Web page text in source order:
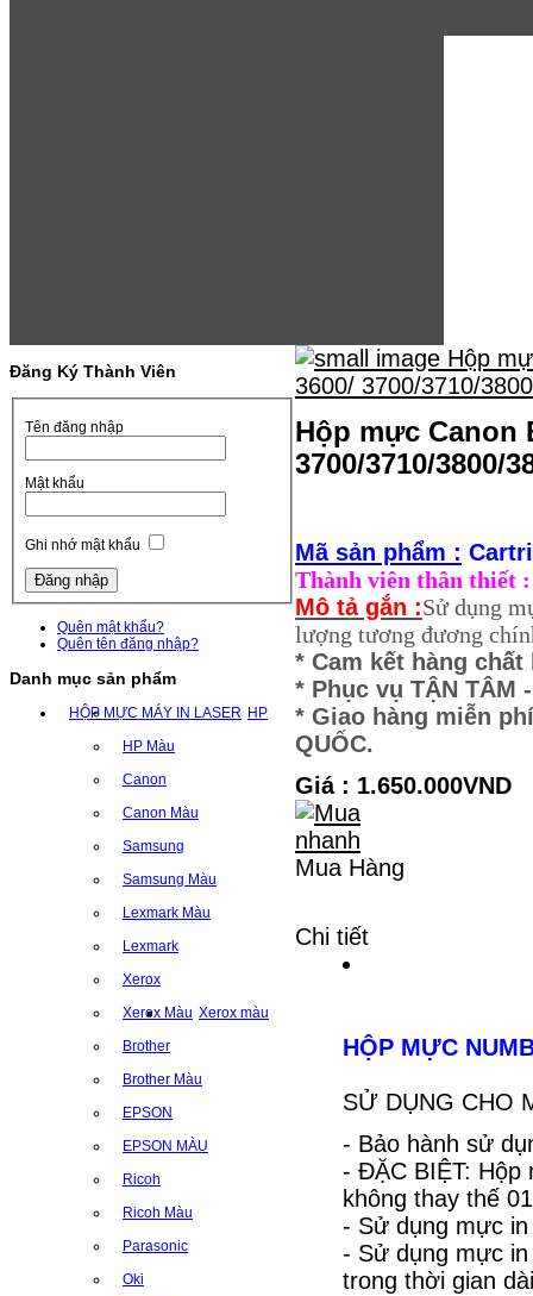
Đăng Ký Thành Viên
Tên đăng nhập
Mật khẩu
Ghi nhớ mật khẩu
Quên mật khẩu?
Quên tên đăng nhập?
Danh mục sản phẩm
HỘP MỰC MÁY IN LASER HP
HP Màu
Canon
Canon Màu
Samsung
Samsung Màu
Lexmark Màu
Lexmark
Xerox
Xerox Màu Xerox màu
Brother
Brother Màu
EPSON
EPSON MÀU
Ricoh
Ricoh Màu
Parasonic
Oki
Hộp mực Canon
3700/3710/3800/
Mã sản phẩm :
Thành viên thân thiết
Mô tả gắn :Sử dụng
lượng tương đương
* Cam kết hàng
* Phục vụ TẬN TÂM
* Giao hàng miễn
QUỐC.
Giá : 1.650.000VND
Mua Hàng
Chi tiết
HỘP MỰC
SỬ DỤNG CHO
- Bảo hành sử
- ĐẶC BIỆT: Hộp
không thay thế
- Sử dụng mực
- Sử dụng mực
trong thời gian